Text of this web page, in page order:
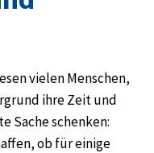
vielen Menschen,
ihre Zeit und
Sache schenken:
ob für einige